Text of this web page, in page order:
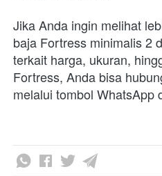
Jika Anda ingin melihat
baja Fortress minimalis 2
terkait harga, ukuran,
Fortress, Anda bisa
melalui tombol WhatsApp